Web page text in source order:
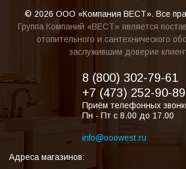
© 2026 ООО «Компания ВЕСТ». Все
Группа Компаний «ВЕСТ» является
отопительного и сантехнического
заслужившим доверие
8 (800) 302-79-61
+7 (473) 252-90-89
Приём телефонных
Пн - Пт с 8.00 до 17.00
info@ooowest.ru
Адреса магазинов: